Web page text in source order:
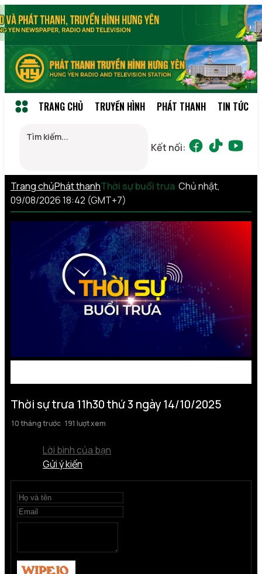
TRANG CHỦ TRUYỀN HÌNH PHÁT THANH TIN TỨC
Kết nối:
Trang chủPhát thanhThời sự buổi trưa Chủ nhật,
09/08/2026 18:42 (GMT+7)
Thời sự trưa 11h30 thứ 3 ngày 14/10/2025
10 tháng trước 191 lượt xem
Lời bình của bạn
Gửi ý kiến